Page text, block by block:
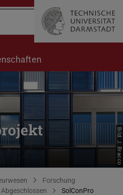
Bild: J. Bracco
Forschung
Abgeschlossen SolConPro